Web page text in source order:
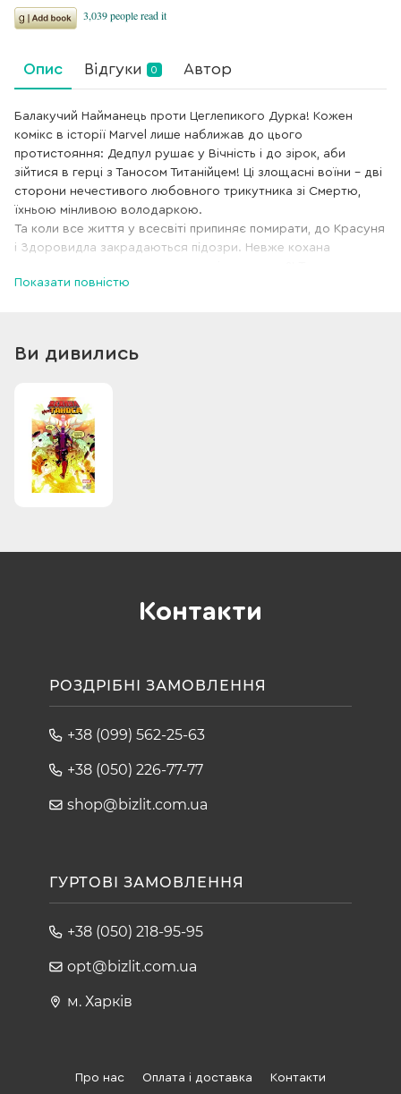
Опис Відгуки 0 Автор
Балакучий Найманець проти Цеглепикого Дурка! Кожен
комікс в історії Marvel лише наближав до цього
протистояння: Дедпул рушає у Вічність і до зірок, аби
зійтися в герці з Таносом Титанійцем! Ці злощасні воїни – дві
сторони нечестивого любовного трикутника зі Смертю,
їхньою мінливою володаркою.
Та коли все життя у всесвіті припиняє помирати, до Красуня
і Здоровидла закрадаються підозри. Невже кохана
любовний квадрат? Як це взагалі працює? Божевільний
персонаж коміксів — Чорний Кіготь! А ще якісь невдахи, що
Повна збірка міні-серії «Дедпул проти Таноса», що вийшла з-
під пера Тіма Сілі та олівця Елмо Бондока.
Показати повністю
Ви дивились
Контакти
РОЗДРІБНІ ЗАМОВЛЕННЯ
+38 (099) 562-25-63
+38 (050) 226-77-77
shop@bizlit.com.ua
ГУРТОВІ ЗАМОВЛЕННЯ
+38 (050) 218-95-95
opt@bizlit.com.ua
м. Харків
Про нас Оплата і доставка Контакти